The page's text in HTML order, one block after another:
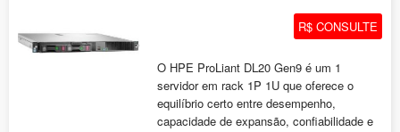
R$ CONSULTE
O HPE ProLiant DL20 Gen9 é um 1
servidor em rack 1P 1U que oferece o
equilíbrio certo entre desempenho,
capacidade de expansão, confiabilidade e